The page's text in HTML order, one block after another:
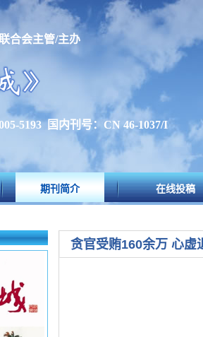
合会主管/主办
5193 国内刊号：CN 46-1037/I
期刊简介 在线投稿
贪官受贿160余万 心虚